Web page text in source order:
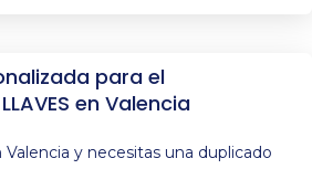
para el
en Valencia
y necesitas una duplicado